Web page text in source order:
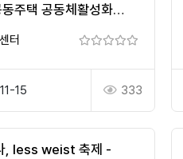
주택 공동체활성화
터
15 333
, less weist 축제 -